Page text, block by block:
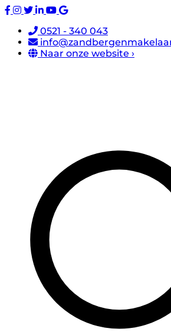
0521 - 340 043
Naar onze website ›